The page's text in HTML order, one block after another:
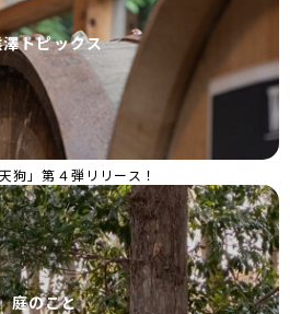
トピックス
狗」第４弾リリース！
庭のこと